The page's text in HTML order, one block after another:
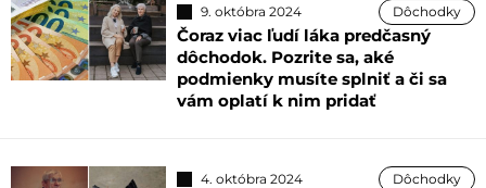
9. októbra 2024 Dôchodky
Čoraz viac ľudí láka predčasný
dôchodok. Pozrite sa, aké
podmienky musíte splniť a či sa
vám oplatí k nim pridať
4. októbra 2024 Dôchodky